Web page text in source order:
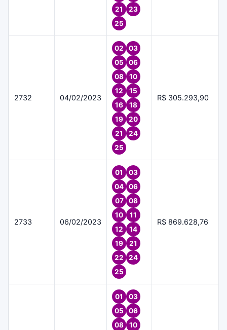
21
23
25
2732 04/02/2023
02
03
05
06
08
10
12
15
16
18
19
20
21
24
25
R$ 305.293,90
2733 06/02/2023
01
03
04
06
07
08
10
11
12
14
19
21
22
24
25
R$ 869.628,76
01
03
05
06
08
10